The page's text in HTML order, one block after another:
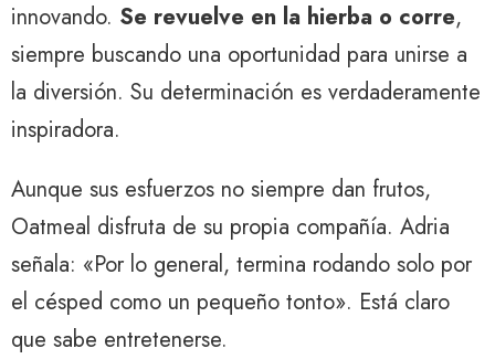
innovando. Se revuelve en la hierba o corre,
siempre buscando una oportunidad para unirse a
la diversión. Su determinación es verdaderamente
inspiradora.
Aunque sus esfuerzos no siempre dan frutos,
Oatmeal disfruta de su propia compañía. Adria
señala: «Por lo general, termina rodando solo por
el césped como un pequeño tonto». Está claro
que sabe entretenerse.